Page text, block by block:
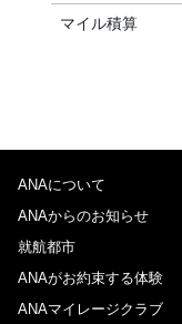
マイル積算
ANAについて
ANAからのお知らせ
就航都市
ANAがお約束する体験
ANAマイレージクラブ